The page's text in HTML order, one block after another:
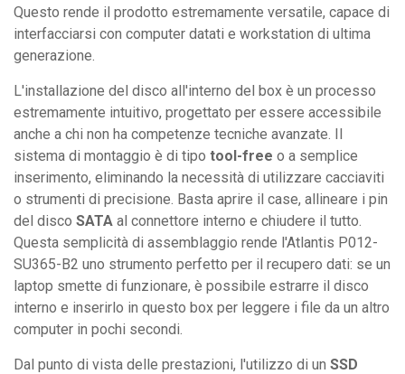
Questo rende il prodotto estremamente versatile, capace di
interfacciarsi con computer datati e workstation di ultima
generazione.
L'installazione del disco all'interno del box è un processo
estremamente intuitivo, progettato per essere accessibile
anche a chi non ha competenze tecniche avanzate. Il
sistema di montaggio è di tipo tool-free o a semplice
inserimento, eliminando la necessità di utilizzare cacciaviti
o strumenti di precisione. Basta aprire il case, allineare i pin
del disco SATA al connettore interno e chiudere il tutto.
Questa semplicità di assemblaggio rende l'Atlantis P012-
SU365-B2 uno strumento perfetto per il recupero dati: se un
laptop smette di funzionare, è possibile estrarre il disco
interno e inserirlo in questo box per leggere i file da un altro
computer in pochi secondi.
Dal punto di vista delle prestazioni, l'utilizzo di un SSD